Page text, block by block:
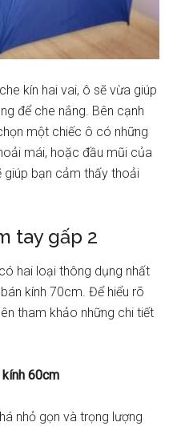
kín hai vai, ô sẽ vừa giúp
để che nắng. Bên cạnh
một chiếc ô có những
mái, hoặc đầu mũi của
giúp bạn cảm thấy thoải
tay gấp 2
hai loại thông dụng nhất
kính 70cm. Để hiểu rõ
tham khảo những chi tiết
60cm
nhỏ gọn và trọng lượng